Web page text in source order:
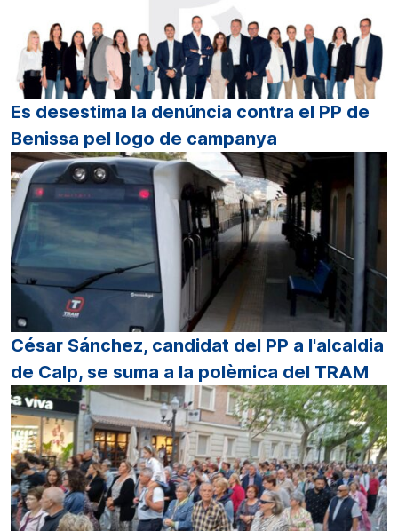
Es desestima la denúncia contra el PP de
Benissa pel logo de campanya
César Sánchez, candidat del PP a l'alcaldia
de Calp, se suma a la polèmica del TRAM